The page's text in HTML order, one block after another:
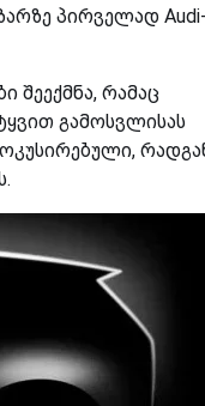
პირველად
შეექმნა, რამაც
გამოსვლისას